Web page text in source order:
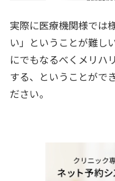
実際に医療機関様では
い」ということが難し
にでもなるべくメリハ
する、ということがで
ださい。